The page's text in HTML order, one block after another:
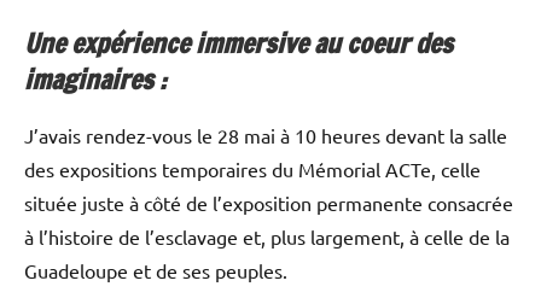
Une expérience immersive au coeur des
imaginaires :
J’avais rendez-vous le 28 mai à 10 heures devant la salle
des expositions temporaires du Mémorial ACTe, celle
située juste à côté de l’exposition permanente consacrée
à l’histoire de l’esclavage et, plus largement, à celle de la
Guadeloupe et de ses peuples.